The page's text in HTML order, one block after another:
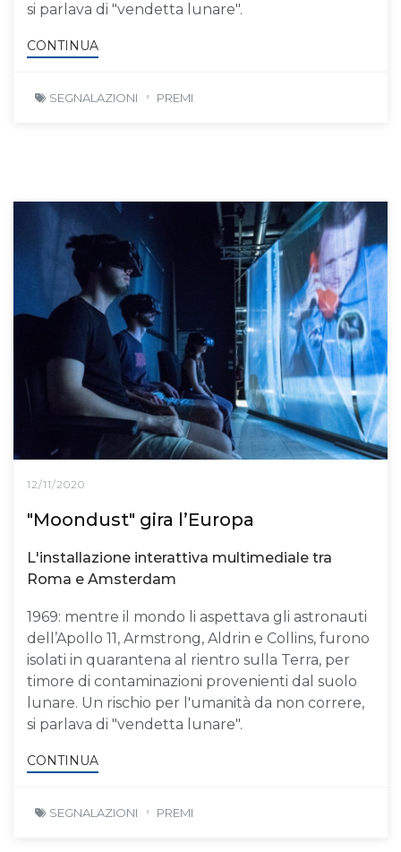
si parlava di "vendetta lunare".
CONTINUA
SEGNALAZIONI PREMI
12/11/2020
"Moondust" gira l’Europa
L'installazione interattiva multimediale tra
Roma e Amsterdam
1969: mentre il mondo li aspettava gli astronauti
dell’Apollo 11, Armstrong, Aldrin e Collins, furono
isolati in quarantena al rientro sulla Terra, per
timore di contaminazioni provenienti dal suolo
lunare. Un rischio per l'umanità da non correre,
si parlava di "vendetta lunare".
CONTINUA
SEGNALAZIONI PREMI